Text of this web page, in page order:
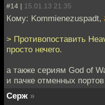
#14 | 15.01.13 21:35
Кому: Kommienezuspadt,
> Противопоставить
просто нечего.
а также сериям God of
и пачке отменных
Серж »